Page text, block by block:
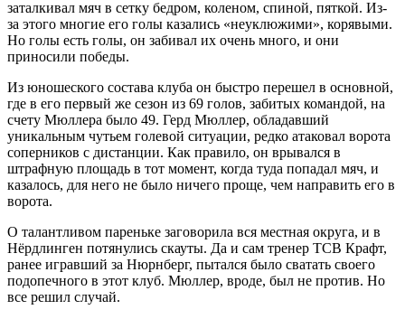
заталкивал мяч в сетку бедром, коленом, спиной, пяткой. Из-
за этого многие его голы казались «неуклюжими», корявыми.
Но голы есть голы, он забивал их очень много, и они
приносили победы.
Из юношеского состава клуба он быстро перешел в основной,
где в его первый же сезон из 69 голов, забитых командой, на
счету Мюллера было 49. Герд Мюллер, обладавший
уникальным чутьем голевой ситуации, редко атаковал ворота
соперников с дистанции. Как правило, он врывался в
штрафную площадь в тот момент, когда туда попадал мяч, и
казалось, для него не было ничего проще, чем направить его в
ворота.
О талантливом пареньке заговорила вся местная округа, и в
Нёрдлинген потянулись скауты. Да и сам тренер ТСВ Крафт,
ранее игравший за Нюрнберг, пытался было сватать своего
подопечного в этот клуб. Мюллер, вроде, был не против. Но
все решил случай.